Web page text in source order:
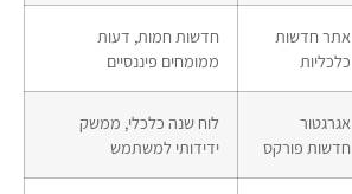
אתר חדשות
כלכליות
חדשות חמות, דעות
ממומחים פיננסיים
אגרגטור
חדשות פורקס
לוח שנה כלכלי, ממשק
ידידותי למשתמש